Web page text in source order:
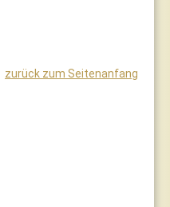
zurück zum Seitenanfang